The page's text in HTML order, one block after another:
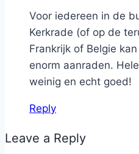
Voor iedereen in de
Kerkrade (of op de
Frankrijk of Belgie
enorm aanraden.
weinig en echt goed!
Reply
Leave a Reply